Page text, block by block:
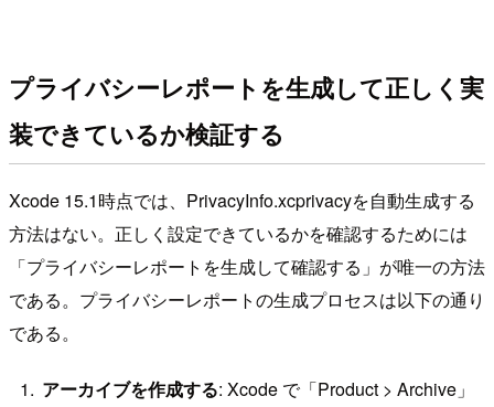
プライバシーレポートを生成して正しく実
装できているか検証する
Xcode 15.1時点では、PrivacyInfo.xcprivacyを自動生成する
方法はない。正しく設定できているかを確認するためには
「プライバシーレポートを生成して確認する」が唯一の方法
である。プライバシーレポートの生成プロセスは以下の通り
である。
アーカイブを作成する: Xcode で「Product > Archive」